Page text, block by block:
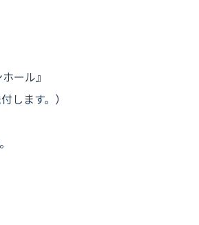
ール』
します。）